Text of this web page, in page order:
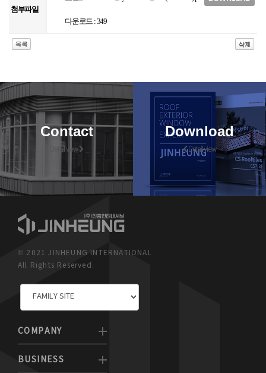
첨부파일
다운로드 : 349
Contact
Detail view
Download
Detail view
© 2021 JINHEUNG INTERNATIONAL
All Rights Reserved.
COMPANY
BUSINESS